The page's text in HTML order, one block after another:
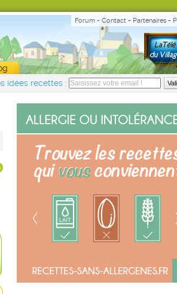
Forum - Contact - Partenaires -
idées recettes :